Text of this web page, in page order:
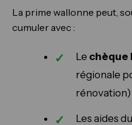
La prime wallonne peut,
cumuler avec :
Le chèque
régionale
rénovation)
Les aides du